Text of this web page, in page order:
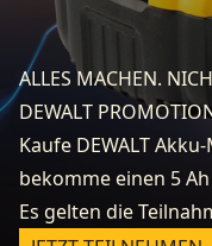
ALLES MACHEN.
DEWALT
Kaufe DEWALT
bekomme einen 5 Ah
Es gelten die